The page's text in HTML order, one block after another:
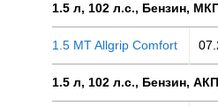
1.5 л, 102 л.с., Бензин,
1.5 MT Allgrip Comfort
1.5 л, 102 л.с., Бензин,